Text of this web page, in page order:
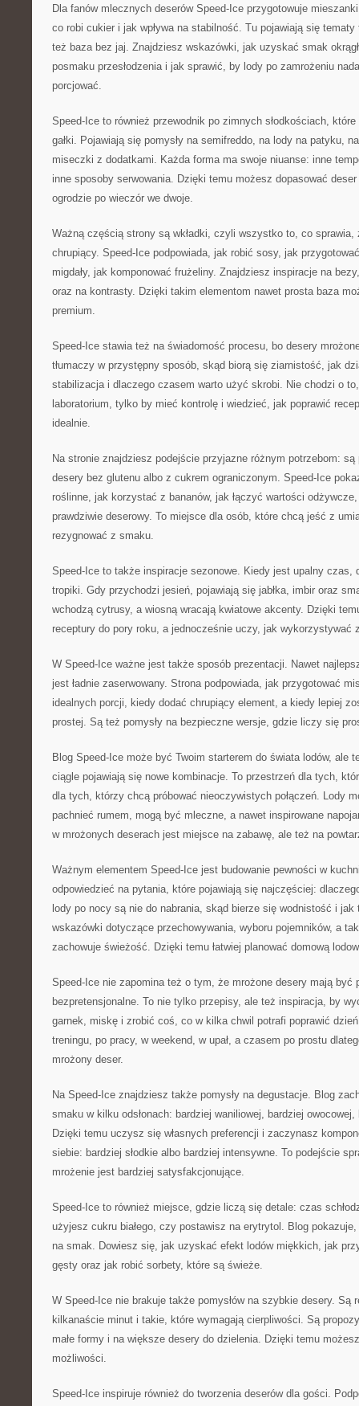
Dla fanów mlecznych deserów Speed-Ice przygotowuje
co robi cukier i jak wpływa na stabilność. Tu pojawiają się
też baza bez jaj. Znajdziesz wskazówki, jak uzyskać smak
posmaku przesłodzenia i jak sprawić, by lody po zamrożeniu
porcjować.
Speed-Ice to również przewodnik po zimnych słodkościach,
gałki. Pojawiają się pomysły na semifreddo, na lody na patyku,
miseczki z dodatkami. Każda forma ma swoje niuanse: inne
inne sposoby serwowania. Dzięki temu możesz dopasować
ogrodzie po wieczór we dwoje.
Ważną częścią strony są wkładki, czyli wszystko to, co sprawia,
chrupiący. Speed-Ice podpowiada, jak robić sosy, jak
migdały, jak komponować frużeliny. Znajdziesz inspiracje na
oraz na kontrasty. Dzięki takim elementom nawet prosta baza
premium.
Speed-Ice stawia też na świadomość procesu, bo desery
tłumaczy w przystępny sposób, skąd biorą się ziarnistość, jak
stabilizacja i dlaczego czasem warto użyć skrobi. Nie chodzi o
laboratorium, tylko by mieć kontrolę i wiedzieć, jak poprawić
idealnie.
Na stronie znajdziesz podejście przyjazne różnym potrzebom: są
desery bez glutenu albo z cukrem ograniczonym. Speed-Ice
roślinne, jak korzystać z bananów, jak łączyć wartości
prawdziwie deserowy. To miejsce dla osób, które chcą jeść z
rezygnować z smaku.
Speed-Ice to także inspiracje sezonowe. Kiedy jest upalny czas,
tropiki. Gdy przychodzi jesień, pojawiają się jabłka, imbir oraz
wchodzą cytrusy, a wiosną wracają kwiatowe akcenty. Dzięki
receptury do pory roku, a jednocześnie uczy, jak wykorzystywać
W Speed-Ice ważne jest także sposób prezentacji. Nawet
jest ładnie zaserwowany. Strona podpowiada, jak przygotować
idealnych porcji, kiedy dodać chrupiący element, a kiedy lepiej
prostej. Są też pomysły na bezpieczne wersje, gdzie liczy się
Blog Speed-Ice może być Twoim starterem do świata lodów, ale
ciągle pojawiają się nowe kombinacje. To przestrzeń dla tych,
dla tych, którzy chcą próbować nieoczywistych połączeń. Lody
pachnieć rumem, mogą być mleczne, a nawet inspirowane
w mrożonych deserach jest miejsce na zabawę, ale też na
Ważnym elementem Speed-Ice jest budowanie pewności w
odpowiedzieć na pytania, które pojawiają się najczęściej:
lody po nocy są nie do nabrania, skąd bierze się wodnistość i
wskazówki dotyczące przechowywania, wyboru pojemników, a
zachowuje świeżość. Dzięki temu łatwiej planować domową
Speed-Ice nie zapomina też o tym, że mrożone desery mają być
bezpretensjonalne. To nie tylko przepisy, ale też inspiracja, by
garnek, miskę i zrobić coś, co w kilka chwil potrafi poprawić
treningu, po pracy, w weekend, w upał, a czasem po prostu
mrożony deser.
Na Speed-Ice znajdziesz także pomysły na degustacje. Blog
smaku w kilku odsłonach: bardziej waniliowej, bardziej
Dzięki temu uczysz się własnych preferencji i zaczynasz
siebie: bardziej słodkie albo bardziej intensywne. To podejście
mrożenie jest bardziej satysfakcjonujące.
Speed-Ice to również miejsce, gdzie liczą się detale: czas
użyjesz cukru białego, czy postawisz na erytrytol. Blog pokazuje,
na smak. Dowiesz się, jak uzyskać efekt lodów miękkich, jak
gęsty oraz jak robić sorbety, które są świeże.
W Speed-Ice nie brakuje także pomysłów na szybkie desery. Są
kilkanaście minut i takie, które wymagają cierpliwości. Są
małe formy i na większe desery do dzielenia. Dzięki temu
możliwości.
Speed-Ice inspiruje również do tworzenia deserów dla gości.